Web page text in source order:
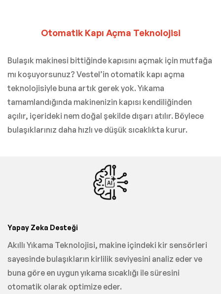
Otomatik Kapı Açma Teknolojisi
Bulaşık makinesi bittiğinde kapısını açmak için mutfağa
mı koşuyorsunuz? Vestel’in otomatik kapı açma
teknolojisiyle buna artık gerek yok. Yıkama
tamamlandığında makinenizin kapısı kendiliğinden
açılır, içerideki nem doğal şekilde dışarı atılır. Böylece
bulaşıklarınız daha hızlı ve düşük sıcaklıkta kurur.
Yapay Zeka Desteği
Akıllı Yıkama Teknolojisi, makine içindeki kir sensörleri
sayesinde bulaşıkların kirlilik seviyesini analiz eder ve
buna göre en uygun yıkama sıcaklığı ile süresini
otomatik olarak optimize eder.